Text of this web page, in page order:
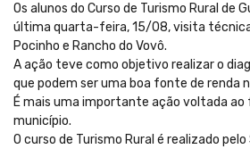
Os alunos do Curso de Turismo Rural de
última quarta-feira, 15/08, visita
Pocinho e Rancho do Vovô.
A ação teve como objetivo realizar o
que podem ser uma boa fonte de renda
É mais uma importante ação voltada
município.
O curso de Turismo Rural é realizado pelo